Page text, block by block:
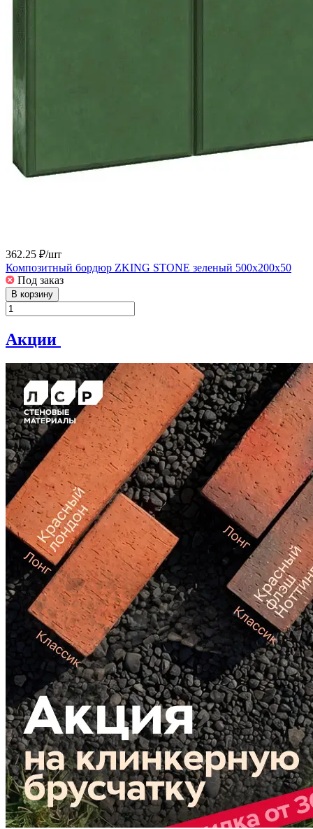
362.25 ₽/шт
Композитный бордюр ZKING STONE зеленый 500х200х50
Под заказ
В корзину
Акции